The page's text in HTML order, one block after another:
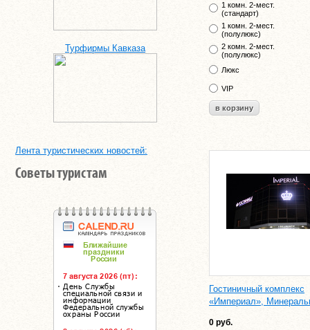
1 комн. 2-мест.
(стандарт)
1 комн. 2-мест.
(полулюкс)
2 комн. 2-мест.
(полулюкс)
Люкс
VIP
Гостиничный комплекс
«Империал»,
0 руб.
Турфирмы Кавказа
Лента туристических новостей:
Советы туристам